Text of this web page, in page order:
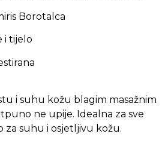
Borotalca
i tijelo
i suhu kožu blagim masažnim
ne upije. Idealna za sve
za suhu i osjetljivu kožu.